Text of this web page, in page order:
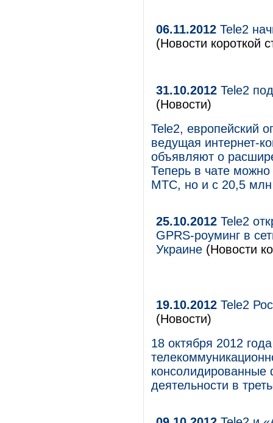
06.11.2012 Tele2
(Новости короткой
31.10.2012 Tele2
(Новости)
Tele2, европейский
ведущая интернет-
объявляют о
Теперь в чате
МТС, но и с 20,5 млн
25.10.2012 Tele2
GPRS-роуминг в
Украине (Новости
19.10.2012 Tele2
(Новости)
18 октября 2012
консолидированные
деятельности в